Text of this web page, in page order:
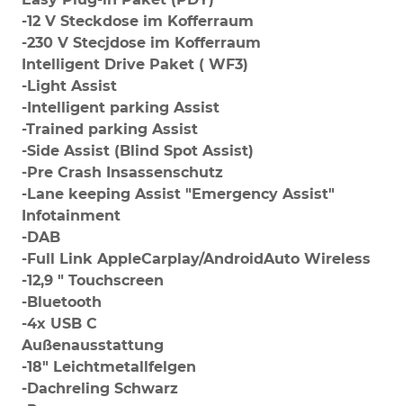
-12 V Steckdose im Kofferraum
-230 V Stecjdose im Kofferraum
Intelligent Drive Paket ( WF3)
-Light Assist
-Intelligent parking Assist
-Trained parking Assist
-Side Assist (Blind Spot Assist)
-Pre Crash Insassenschutz
-Lane keeping Assist "Emergency Assist"
Infotainment
-DAB
-Full Link AppleCarplay/AndroidAuto Wireless
-12,9 " Touchscreen
-Bluetooth
-4x USB C
Außenausstattung
-18" Leichtmetallfelgen
-Dachreling Schwarz